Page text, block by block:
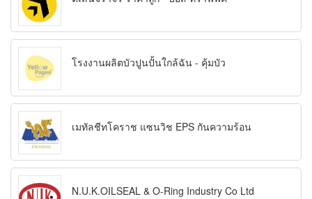
โรงงานผลิตบัวปูนปั้นใกล้ฉัน - คุ้มบัว
เมทัลชีทโคราช แซนวิช EPS กันความร้อน
N.U.K.OILSEAL & O-Ring Industry Co Ltd